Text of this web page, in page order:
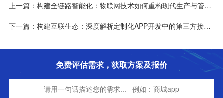
上一篇：构建全链路智能化：物联网技术如何重构现代生产与管理逻辑
下一篇：构建互联生态：深度解析定制化APP开发中的第三方接口集成技术与商业价值
免费评估需求，获取方案及报价